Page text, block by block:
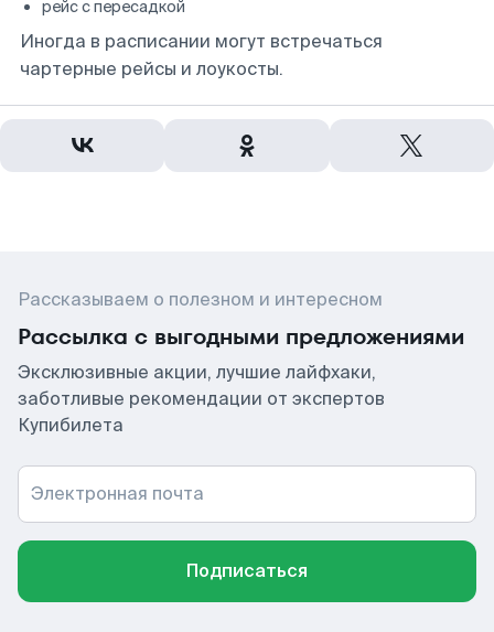
рейс с пересадкой
Иногда в расписании могут встречаться
чартерные рейсы и лоукосты.
Рассказываем о полезном и интересном
Рассылка с выгодными предложениями
Эксклюзивные акции, лучшие лайфхаки,
заботливые рекомендации от экспертов
Купибилета
Электронная почта
Подписаться